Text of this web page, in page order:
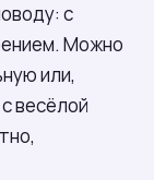
с
Можно
или,
с весёлой